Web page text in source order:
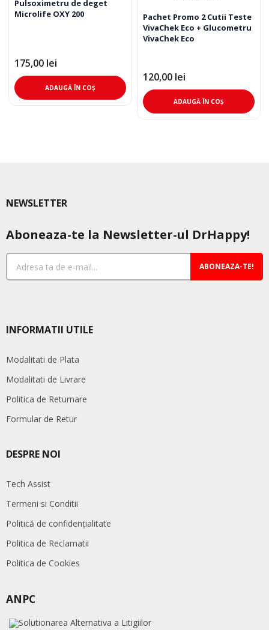
Pulsoximetru de deget
Microlife OXY 200
175,00 lei
ADAUGĂ ÎN COȘ
Pachet Promo 2 Cutii Teste
VivaChek Eco + Glucometru
VivaChek Eco
120,00 lei
ADAUGĂ ÎN COȘ
NEWSLETTER
Aboneaza-te la Newsletter-ul DrHappy!
ABONEAZA-TE!
INFORMATII UTILE
Modalitati de Plata
Modalitati de Livrare
Politica de Returnare
Formular de Retur
DESPRE NOI
Tech Assist
Termeni si Conditii
Politică de confidențialitate
Politica de Reclamatii
Politica de Cookies
ANPC